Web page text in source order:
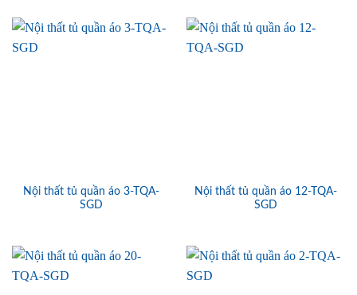
Nội thất tủ quần áo 3-TQA-
SGD
Nội thất tủ quần áo 12-TQA-
SGD